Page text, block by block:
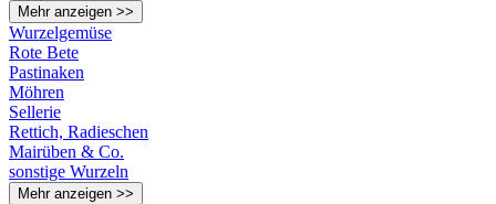
Mehr anzeigen >>
Wurzelgemüse
Rote Bete
Pastinaken
Möhren
Sellerie
Rettich, Radieschen
Mairüben & Co.
sonstige Wurzeln
Mehr anzeigen >>